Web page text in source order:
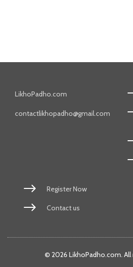
LikhoPadho.com
contactlikhopadho@gmail.com
Register Now
Contact us
© 2026 LikhoPadho.com. All